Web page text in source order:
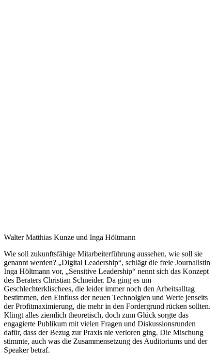
Walter Matthias Kunze und Inga Höltmann
Wie soll zukunftsfähige Mitarbeiterführung aussehen, wie soll sie
genannt werden? „Digital Leadership“, schlägt die freie Journalistin
Inga Höltmann vor, „Sensitive Leadership“ nennt sich das Konzept
des Beraters Christian Schneider. Da ging es um
Geschlechterklischees, die leider immer noch den Arbeitsalltag
bestimmen, den Einfluss der neuen Technolgien und Werte jenseits
der Profitmaximierung, die mehr in den Fordergrund rücken sollten.
Klingt alles ziemlich theoretisch, doch zum Glück sorgte das
engagierte Publikum mit vielen Fragen und Diskussionsrunden
dafür, dass der Bezug zur Praxis nie verloren ging. Die Mischung
stimmte, auch was die Zusammensetzung des Auditoriums und der
Speaker betraf.